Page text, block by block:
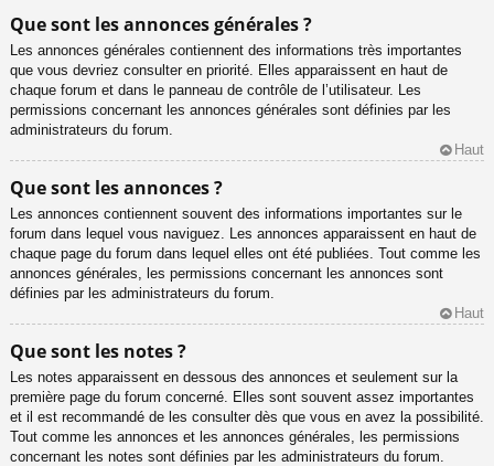
Que sont les annonces générales ?
Les annonces générales contiennent des informations très importantes
que vous devriez consulter en priorité. Elles apparaissent en haut de
chaque forum et dans le panneau de contrôle de l’utilisateur. Les
permissions concernant les annonces générales sont définies par les
administrateurs du forum.
Haut
Que sont les annonces ?
Les annonces contiennent souvent des informations importantes sur le
forum dans lequel vous naviguez. Les annonces apparaissent en haut de
chaque page du forum dans lequel elles ont été publiées. Tout comme les
annonces générales, les permissions concernant les annonces sont
définies par les administrateurs du forum.
Haut
Que sont les notes ?
Les notes apparaissent en dessous des annonces et seulement sur la
première page du forum concerné. Elles sont souvent assez importantes
et il est recommandé de les consulter dès que vous en avez la possibilité.
Tout comme les annonces et les annonces générales, les permissions
concernant les notes sont définies par les administrateurs du forum.